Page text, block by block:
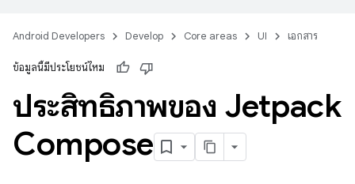
Android Developers Develop Core areas UI เอกสาร
ข้อมูลนี้มีประโยชน์ไหม
ประสิทธิภาพของ Jetpack
Compose